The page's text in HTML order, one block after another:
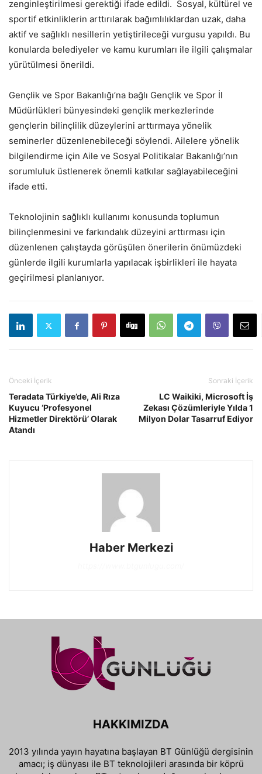
zenginleştirilmesi gerektiği ifade edildi. Sosyal, kültürel ve
sportif etkinliklerin arttırılarak bağımlılıklardan uzak, daha
aktif ve sağlıklı nesillerin yetiştirileceği vurgusu yapıldı. Bu
konularda belediyeler ve kamu kurumları ile ilgili çalışmalar
yürütülmesi önerildi.
Gençlik ve Spor Bakanlığı’na bağlı Gençlik ve Spor İl
Müdürlükleri bünyesindeki gençlik merkezlerinde
gençlerin bilinçlilik düzeylerini arttırmaya yönelik
seminerler düzenlenebileceği söylendi. Ailelere yönelik
bilgilendirme için Aile ve Sosyal Politikalar Bakanlığı’nın
sorumluluk üstlenerek önemli katkılar sağlayabileceğini
ifade etti.
Teknolojinin sağlıklı kullanımı konusunda toplumun
bilinçlenmesini ve farkındalık düzeyini arttırması için
düzenlenen çalıştayda görüşülen önerilerin önümüzdeki
günlerde ilgili kurumlarla yapılacak işbirlikleri ile hayata
geçirilmesi planlanıyor.
Önceki İçerik
Teradata Türkiye’de, Ali Rıza
Kuyucu ‘Profesyonel
Hizmetler Direktörü’ Olarak
Atandı
Sonraki İçerik
LC Waikiki, Microsoft İş
Zekası Çözümleriyle Yılda 1
Milyon Dolar Tasarruf Ediyor
Haber Merkezi
HAKKIMIZDA
2013 yılında yayın hayatına başlayan BT Günlüğü dergisinin
amacı; iş dünyası ile BT teknolojileri arasında bir köprü